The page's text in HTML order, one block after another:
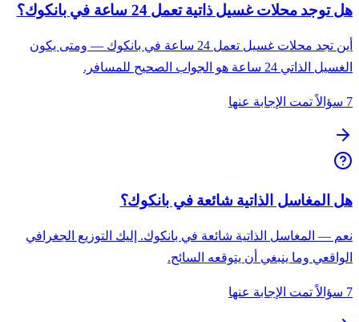
هل توجد محلات غسيل ذاتية تعمل 24 ساعة في بانكوك؟
أين تجد محلات غسيل تعمل 24 ساعة في بانكوك — ومتى يكون
الغسيل الذاتي 24 ساعة هو الجواب الصحيح للمسافر.
7 سؤالاً تمت الإجابة عنها
هل المغاسل الذاتية شائعة في بانكوك؟
نعم — المغاسل الذاتية شائعة في بانكوك. إليك التوزيع الجغرافي
الواقعي وما ينبغي أن يتوقعه السائح.
7 سؤالاً تمت الإجابة عنها